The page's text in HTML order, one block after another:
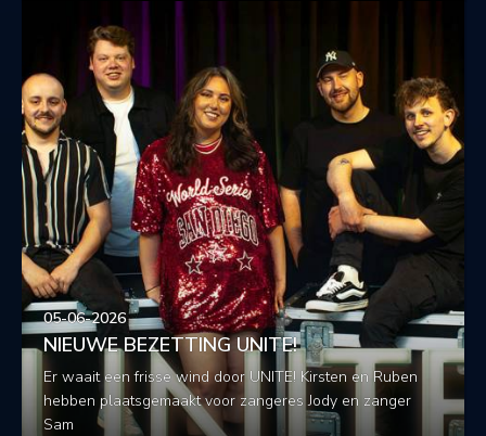
05-06-2026
NIEUWE BEZETTING UNITE!
Er waait een frisse wind door UNITE! Kirsten en Ruben
hebben plaatsgemaakt voor zangeres Jody en zanger
Sam